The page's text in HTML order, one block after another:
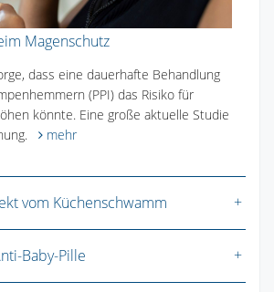
Magenschutz
dass eine dauerhafte Behandlung
(PPI) das Risiko für
könnte. Eine große aktuelle Studie
mehr
vom Küchenschwamm
Baby-Pille